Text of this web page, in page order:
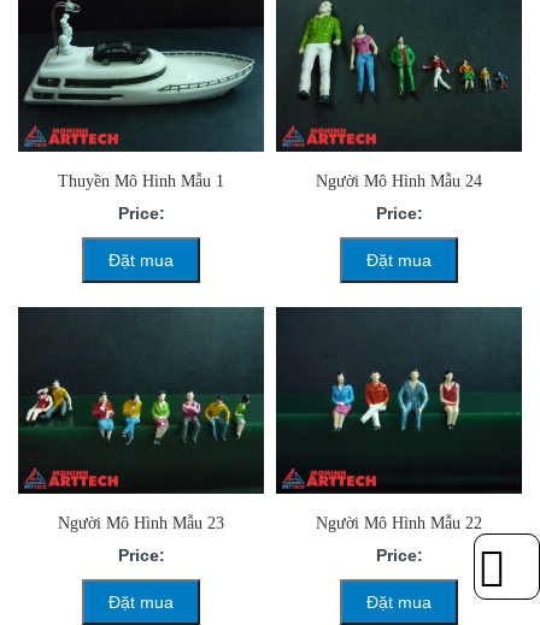
Thuyền Mô Hình Mẫu 1
Price:
Đặt mua
Người Mô Hình Mẫu 24
Price:
Đặt mua
Người Mô Hình Mẫu 23
Price:
Đặt mua
Người Mô Hình Mẫu 22
Price:
Đặt mua